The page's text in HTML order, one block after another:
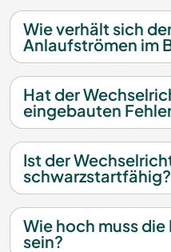
Wie verhält sich
Anlaufströmen im
Hat der
eingebauten
Ist der
schwarzstartfähig?
Wie hoch muss
sein?